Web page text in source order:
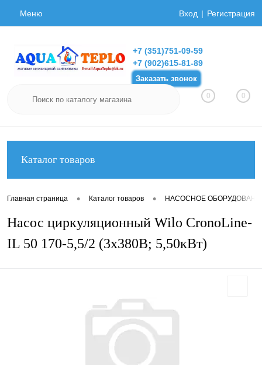
Меню Вход Регистрация
+7 (351)751-09-59
+7 (902)615-81-89
Заказать звонок
0 0
Каталог товаров
Главная страница • Каталог товаров • НАСОСНОЕ
Насос циркуляционный Wilo CronoLine-
IL 50 170-5,5/2 (3х380В; 5,50кВт)